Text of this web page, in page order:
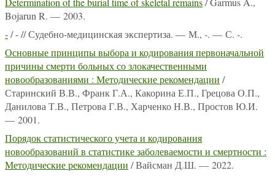
Bojarun R. — 2003.
-/ - // Судебно-медицинская экспертиза. — М., -. — С. -.
Основные принципы выбора и кодирования первоначальной
причины смерти больных со злокачественными
новообразованиями : Методические рекомендации /
Старинский В.В., Франк Г.А., Какорина Е.П., Грецова О.П.,
Данилова Т.В., Петрова Г.В., Харченко Н.В., Простов Ю.И.
— 2001.
Порядок статистического учета и кодирования
новообразований в статистике заболеваемости и смертности :
Методические рекомендации / Вайсман Д.Ш. — 2022.